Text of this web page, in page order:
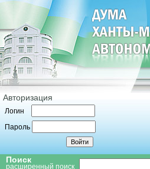
Авторизация
Логин
Пароль
Поиск
расширенный поиск